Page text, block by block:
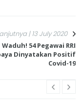
| 13 July 2020
Waduh! 54 Pegawai RRI
Dinyatakan Positif
Covid-19